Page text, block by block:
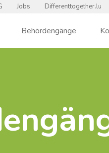
Jobs
Differenttogether.lu
Behördengänge